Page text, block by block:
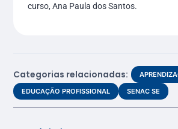
curso, Ana Paula dos Santos.
Categorias relacionadas:
EDUCAÇÃO PROFISSIONAL
SENAC SE